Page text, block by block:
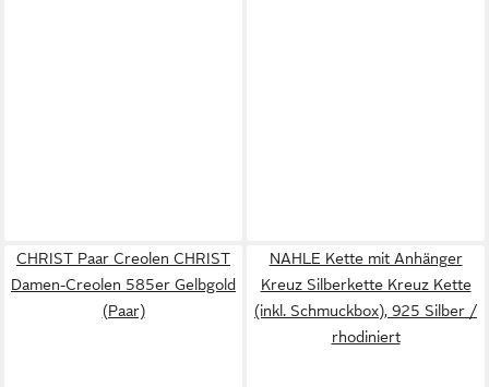
CHRIST Paar Creolen CHRIST
Damen-Creolen 585er Gelbgold
(Paar)
NAHLE Kette mit Anhänger
Kreuz Silberkette Kreuz Kette
(inkl. Schmuckbox), 925 Silber /
rhodiniert